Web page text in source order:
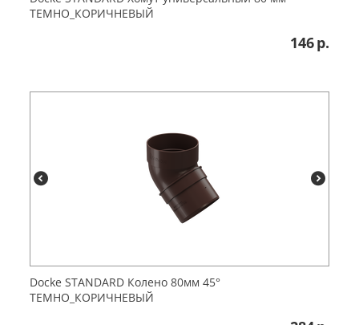
ТЕМНО_КОРИЧНЕВЫЙ
146р.
Dоcke STANDARD Колено 80мм 45°
ТЕМНО_КОРИЧНЕВЫЙ